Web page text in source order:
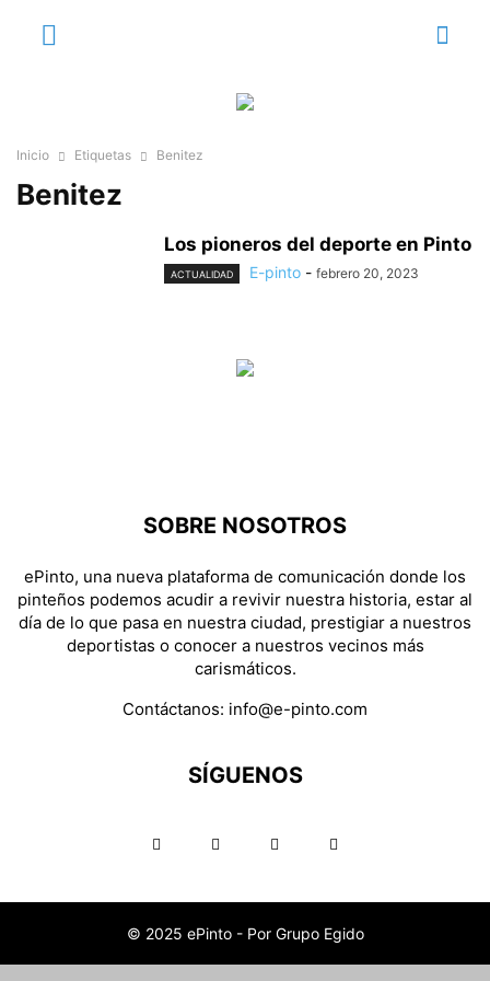
Inicio Etiquetas Benitez
Benitez
Los pioneros del deporte en Pinto
ACTUALIDAD E-pinto - febrero 20, 2023
SOBRE NOSOTROS
ePinto, una nueva plataforma de comunicación donde los
pinteños podemos acudir a revivir nuestra historia, estar al
día de lo que pasa en nuestra ciudad, prestigiar a nuestros
deportistas o conocer a nuestros vecinos más
carismáticos.
Contáctanos: info@e-pinto.com
SÍGUENOS
© 2025 ePinto - Por Grupo Egido